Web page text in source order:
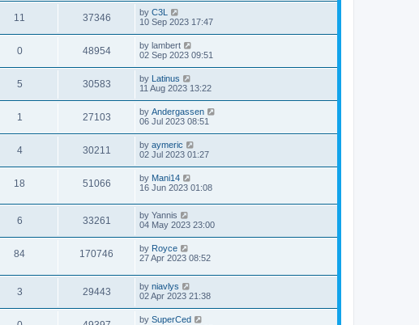
11 37346 by C3L
10 Sep 2023 17:47
0 48954 by lambert
02 Sep 2023 09:51
5 30583 by Latinus
11 Aug 2023 13:22
1 27103 by Andergassen
06 Jul 2023 08:51
4 30211 by aymeric
02 Jul 2023 01:27
18 51066 by Mani14
16 Jun 2023 01:08
6 33261 by Yannis
04 May 2023 23:00
84 170746 by Royce
27 Apr 2023 08:52
3 29443 by niavlys
02 Apr 2023 21:38
by SuperCed